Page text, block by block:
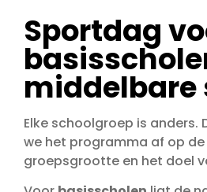
Sportdag
middelbare
Elke schoolgroep is anders.
we het programma af op
groepsgrootte en het doel